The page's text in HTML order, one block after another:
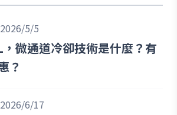
2026/5/5
，微通道冷卻技術是什麼？有
？
2026/6/17